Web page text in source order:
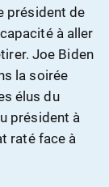
président de
à aller
Joe Biden
la soirée
élus du
président à
raté face à